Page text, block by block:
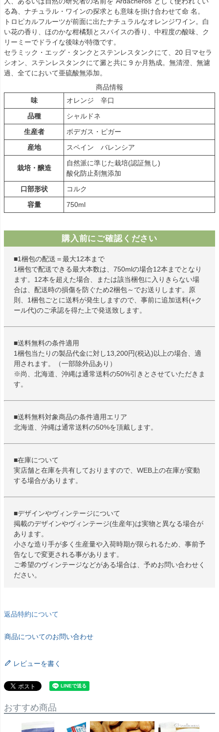
る為、ナチュラル・ワインの探求とも意味を掛け合わせて命 名。
トロピカルフルーツが前面に出たナチュラルなオレンジワイン。白
い花の香り、ほのかな柑橘類とスパイスの香り、中程度の酸味、ク
リーミーでドライな後味が特徴です。
セラミック・エッグ・タンクとステンレスタンクにて、20 日マセラ
シオン、ステンレスタンクにて澱と共に 9 か月熟成。無清澄、無濾
過、全てにおいて亜硫酸無添加。
商品情報
味
オレンジ 辛口
品種
シャルドネ
生産者
ボデガス・ピガー
産地
スペイン バレンシア
栽培・醸造
自然派に準じた栽培(認証無し)
酸化防止剤無添加
口部形状
コルク
容量
750ml
購入前にご確認ください
■1梱包の配送＝最大12本まで
1梱包で配送できる最大本数は、750mlの場合12本までとなり
ます。12本を超えた場合、または該当梱包に入りきらない場
合は、配送時の損傷を防ぐため2梱包～でお送りします。原
則、1梱包ごとに送料が発生しますので、事前に追加送料(+ク
ール代)のご承認を得た上で発送致します。
■送料無料の条件適用
1梱包当たりの製品代金に対し13,200円(税込)以上の場合、適
用されます。（一部除外品あり）
※尚、北海道、沖縄は通常送料の50%引きとさせていただきま
す。
■送料無料対象商品の条件適用エリア
北海道、沖縄は通常送料の50%を頂戴します。
■在庫について
実店舗と在庫を共有しておりますので、WEB上の在庫が変動
する場合があります。
■デザインやヴィンテージについて
掲載のデザインやヴィンテージ(生産年)は実物と異なる場合が
あります。
小さな造り手が多く生産量や入荷時期が限られるため、事前予
告なしで変更される事があります。
ご希望のヴィンテージなどがある場合は、予めお問い合わせく
ださい。
返品特約について
商品についてのお問い合わせ
レビューを書く
おすすめ商品